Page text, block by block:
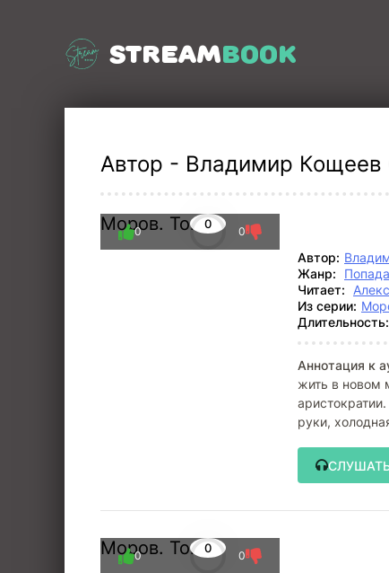
STREAMBOOK
Автор - Владимир Кощеев
Моров. Том 9
0
0 0
Автор:
Жанр:
Читает:
Из серии:
Длительность:
Аннотация к
жить в новом
руки,
Моров. Том 8
0
0 0